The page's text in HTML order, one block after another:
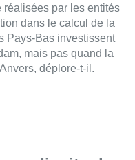
par les entités
dans le calcul de la
Pays-Bas investissent
mais pas quand la
déplore-t-il.